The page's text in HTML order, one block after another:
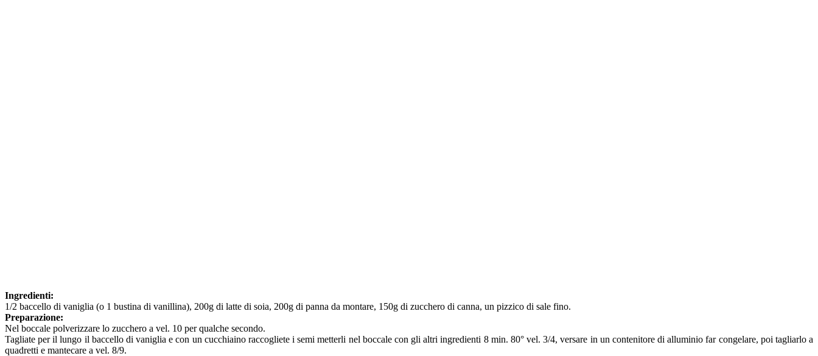
Ingredienti:
1/2 baccello di vaniglia (o 1 bustina di vanillina), 200g di latte di soia, 200g di panna da montare, 150g di zucchero di canna, un pizzico di sale fino.
Preparazione:
Nel boccale polverizzare lo zucchero a vel. 10 per qualche secondo.
Tagliate per il lungo il baccello di vaniglia e con un cucchiaino raccogliete i semi metterli nel boccale con gli altri ingredienti 8 min. 80° vel. 3/4, versare in un contenitore di alluminio far congelare, poi tagliarlo a
quadretti e mantecare a vel. 8/9.